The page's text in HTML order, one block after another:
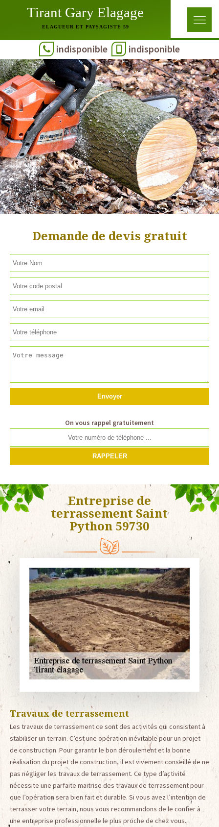
Tirant Gary Elagage
ELAGUEUR ET PAYSAGISTE 59
indisponible indisponible
Demande de devis gratuit
On vous rappel gratuitement
Entreprise de
terrassement Saint
Python 59730
Travaux de terrassement
Les travaux de terrassement ce sont des activités qui consistent à
stabiliser un terrain. C’est une opération inévitable pour un projet
de construction. Pour garantir le bon déroulement et la bonne
réalisation du projet de construction, il est vivement conseillé de ne
pas négliger les travaux de terrassement. Ce type d’activité
nécessite une parfaite maitrise des travaux de terrassement pour
que l’opération sera bien fait et durable. Si vous avez l’intention de
terrasser votre terrain, nous vous recommandons de le confier à
une entreprise professionnelle le plus proche de chez vous.